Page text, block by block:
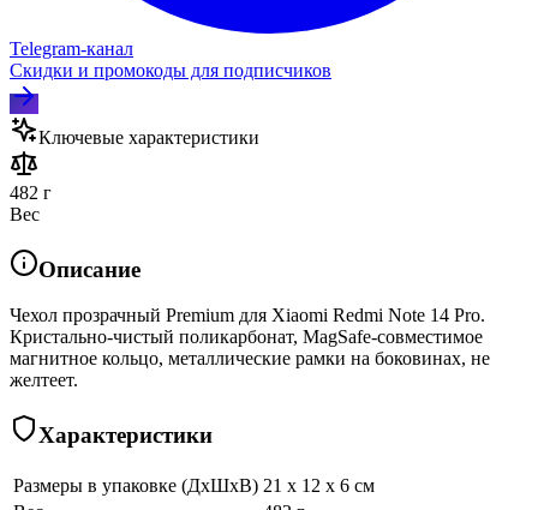
Telegram‑канал
Скидки и промокоды для подписчиков
Ключевые характеристики
482 г
Вес
Описание
Чехол прозрачный Premium для Xiaomi Redmi Note 14 Pro.
Кристально-чистый поликарбонат, MagSafe-совместимое
магнитное кольцо, металлические рамки на боковинах, не
желтеет.
Характеристики
Размеры в упаковке (ДхШхВ) 21 x 12 x 6 см